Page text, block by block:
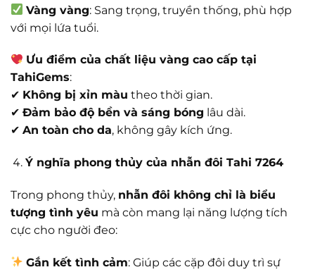
Vàng vàng: Sang trọng, truyền thống, phù hợp
với mọi lứa tuổi.
Ưu điểm của chất liệu vàng cao cấp tại
TahiGems:
✔ Không bị xỉn màu theo thời gian.
✔ Đảm bảo độ bền và sáng bóng lâu dài.
✔ An toàn cho da, không gây kích ứng.
Ý nghĩa phong thủy của nhẫn đôi Tahi 7264
Trong phong thủy, nhẫn đôi không chỉ là biểu
tượng tình yêu mà còn mang lại năng lượng tích
cực cho người đeo:
Gắn kết tình cảm: Giúp các cặp đôi duy trì sự